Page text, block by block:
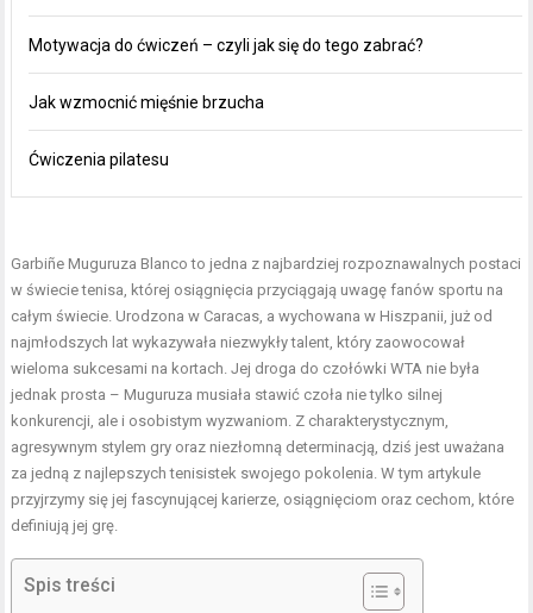
Motywacja do ćwiczeń – czyli jak się do tego zabrać?
Jak wzmocnić mięśnie brzucha
Ćwiczenia pilatesu
Garbiñe Muguruza Blanco to jedna z najbardziej rozpoznawalnych postaci
w świecie tenisa, której osiągnięcia przyciągają uwagę fanów sportu na
całym świecie. Urodzona w Caracas, a wychowana w Hiszpanii, już od
najmłodszych lat wykazywała niezwykły talent, który zaowocował
wieloma sukcesami na kortach. Jej droga do czołówki WTA nie była
jednak prosta – Muguruza musiała stawić czoła nie tylko silnej
konkurencji, ale i osobistym wyzwaniom. Z charakterystycznym,
agresywnym stylem gry oraz niezłomną determinacją, dziś jest uważana
za jedną z najlepszych tenisistek swojego pokolenia. W tym artykule
przyjrzymy się jej fascynującej karierze, osiągnięciom oraz cechom, które
definiują jej grę.
Spis treści